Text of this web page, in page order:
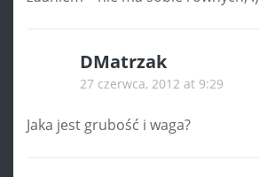
DMatrzak
27 czerwca, 2012 at 9:29
Jaka jest grubość i waga?